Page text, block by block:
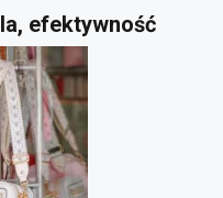
efektywność